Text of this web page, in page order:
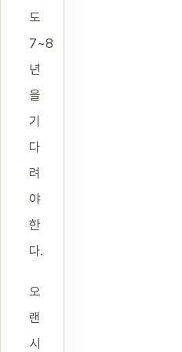
도
7~8
년
을
기
다
려
야
한
다.
오
랜
시